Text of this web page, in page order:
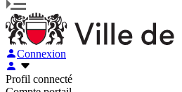
Connexion
Profil connecté